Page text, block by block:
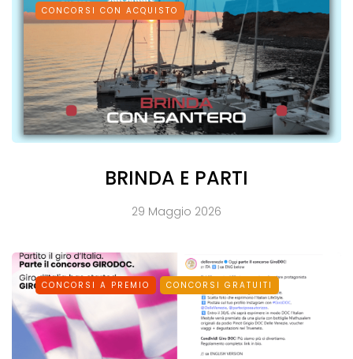
CONCORSI CON ACQUISTO
BRINDA E PARTI
29 Maggio 2026
CONCORSI A PREMIO CONCORSI GRATUITI